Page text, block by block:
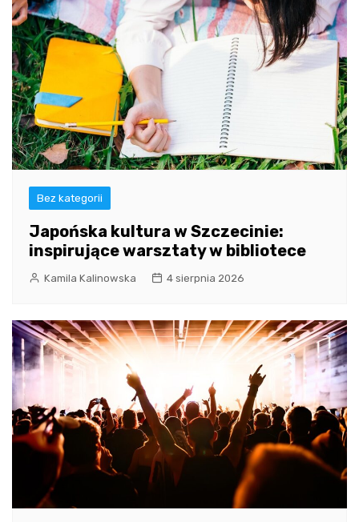
Bez kategorii
Japońska kultura w Szczecinie:
inspirujące warsztaty w bibliotece
Kamila Kalinowska 4 sierpnia 2026